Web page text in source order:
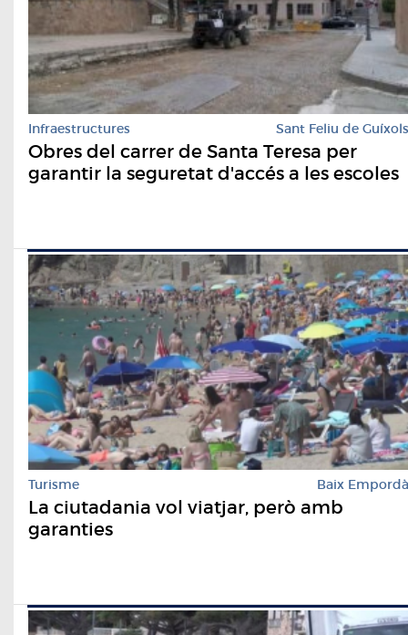
Infraestructures Sant Feliu de Guíxols
Obres del carrer de Santa Teresa per
garantir la seguretat d'accés a les escoles
Turisme Baix Empordà
La ciutadania vol viatjar, però amb
garanties